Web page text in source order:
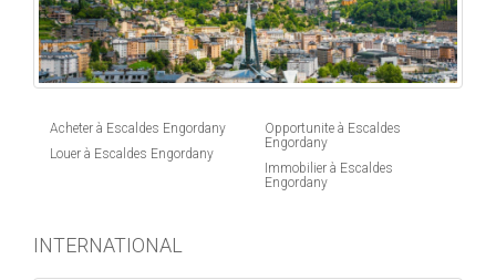
Acheter à Escaldes Engordany
Louer à Escaldes Engordany
Opportunite à Escaldes
Engordany
Immobilier à Escaldes
Engordany
INTERNATIONAL